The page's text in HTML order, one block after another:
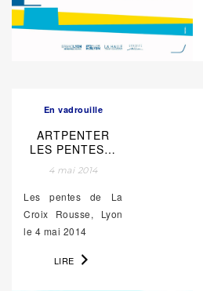
En vadrouille
ARTPENTER
LES PENTES…
4 mai 2014
Les pentes de La
Croix Rousse, Lyon
le 4 mai 2014
LIRE